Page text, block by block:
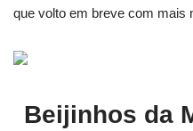
que volto em breve com mais
Beijinhos da